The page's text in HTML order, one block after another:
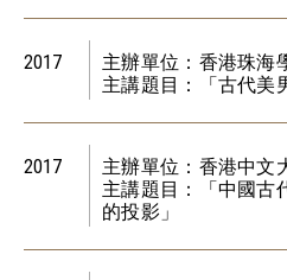
2017
主辦單位：香港珠海
主講題目：「古代美
2017
主辦單位：香港中文
主講題目：「中國古
的投影」